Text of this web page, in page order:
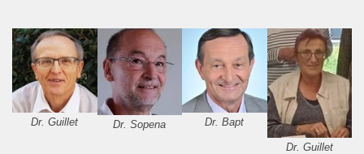
Dr. Guillet Dr. Sopena Dr. Bapt
Dr. Guillet